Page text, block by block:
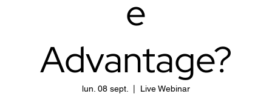
e
Advantage?
lun. 08 sept. Live Webinar